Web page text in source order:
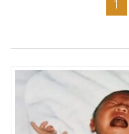
投稿のペ 1